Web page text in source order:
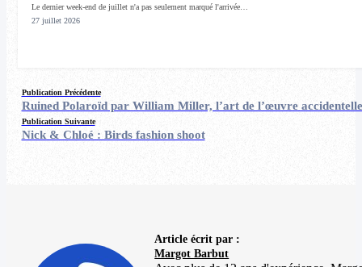
Le dernier week-end de juillet n'a pas seulement marqué l'arrivée…
27 juillet 2026
Publication Précédente
Ruined Polaroïd par William Miller, l’art de l’œuvre accidentelle
Publication Suivante
Nick & Chloé : Birds fashion shoot
Article écrit par :
Margot Barbut